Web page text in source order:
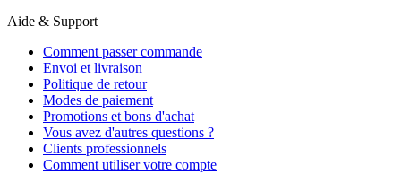
Aide & Support
Comment passer commande
Envoi et livraison
Politique de retour
Modes de paiement
Promotions et bons d'achat
Vous avez d'autres questions ?
Clients professionnels
Comment utiliser votre compte